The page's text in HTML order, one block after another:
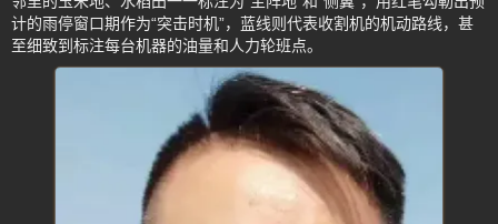
计的雨停窗口期作为“突击时机”，蓝线则代表收割机的机动路线，甚
至细致到标注每台机器的油量和人力轮班点。